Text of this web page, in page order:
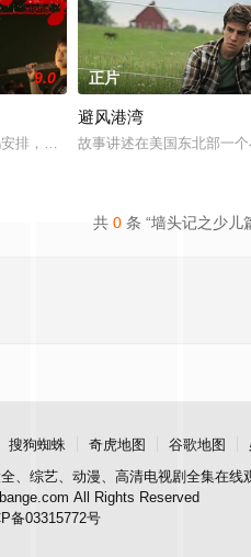
第一季度风暴期间，警察霍默、康拉
9.0
排，偷报音乐专业，开学撩学姐，
正片
避风港湾
故事讲述在美国东北部一
共 0 条 “墙头记之少儿
搜狗蜘蛛 奇虎地图 谷歌地图
、综艺、动漫、高清电视剧全集在线
All Rights Reserved
备03315772号